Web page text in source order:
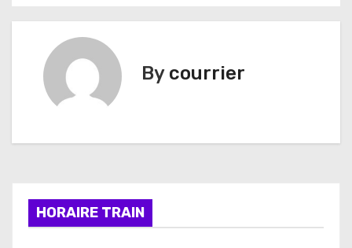
a
a
By courrier
HORAIRE TRAIN